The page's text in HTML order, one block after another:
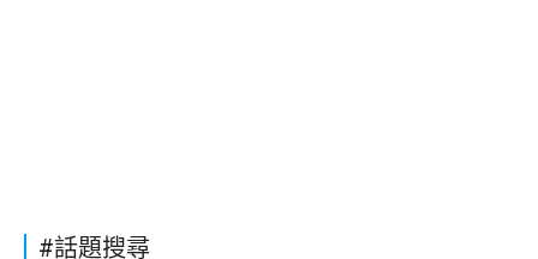
#話題搜尋